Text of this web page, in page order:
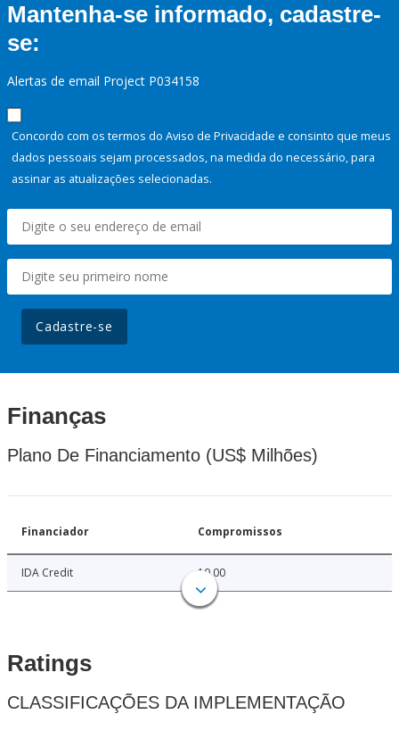
Mantenha-se informado, cadastre-
se:
Alertas de email Project P034158
Concordo com os termos do Aviso de Privacidade e consinto que meus
dados pessoais sejam processados, na medida do necessário, para
assinar as atualizações selecionadas.
Cadastre-se
Finanças
Plano De Financiamento (US$ Milhões)
Financiador Compromissos
IDA Credit 10.00
Ratings
CLASSIFICAÇÕES DA IMPLEMENTAÇÃO